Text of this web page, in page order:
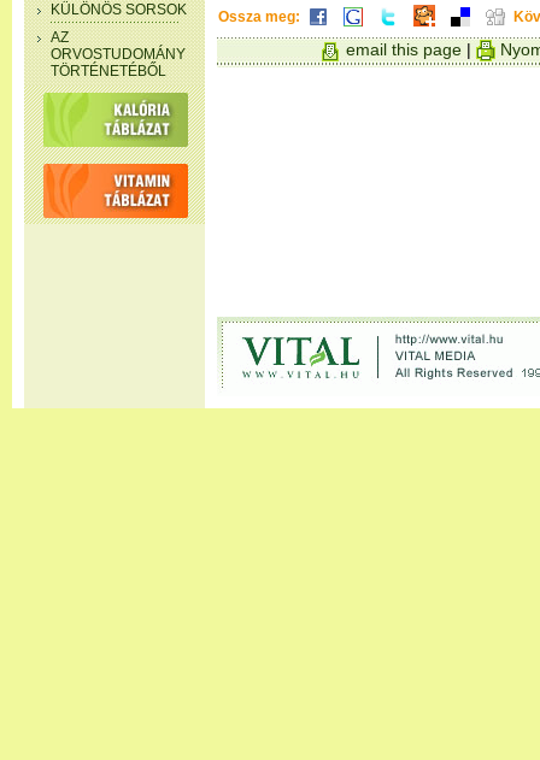
KÜLÖNÖS SORSOK
AZ
ORVOSTUDOMÁNY
TÖRTÉNETÉBŐL
Ossza meg:
email this page |